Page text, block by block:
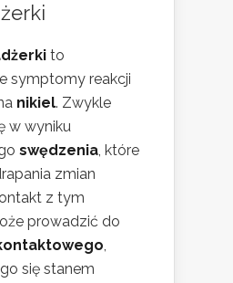
to
symptomy reakcji
nikiel. Zwykle
w wyniku
swędzenia, które
zmian
z tym
prowadzić do
,
się stanem